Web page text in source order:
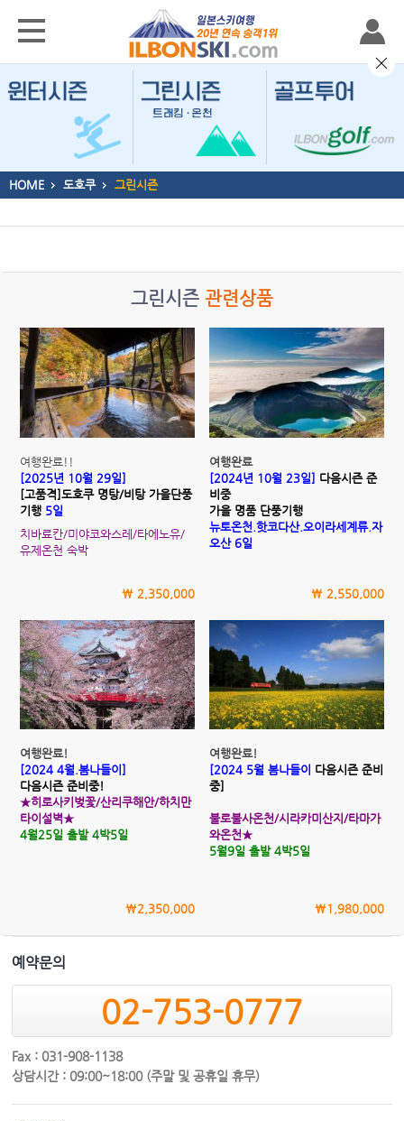
HOME 도호쿠 그린시즌
그린시즌 관련상품
여행완료!!
[2025년 10월 29일]
[고품격]도호쿠 명탕/비탕 가을단풍
기행5일
치바료칸/미야코와스레/타에노유/
유제온천 숙박
\ 2,350,000
여행완료
[2024년 10월 23일] 다음시즌 준
비중
가을 명품 단풍기행
뉴토온천.핫코다산.오이라세계류.자
오산 6일
\ 2,550,000
여행완료!
[2024 4월.봄나들이]
다음시즌 준비중!
★히로사키벚꽃/산리쿠해안/하치만
타이설벽★
4월25일 출발 4박5일
\2,350,000
여행완료!
[2024 5월 봄나들이 다음시즌 준비
중]
불로불사온천/시라카미산지/타마가
와온천★
5월9일 출발 4박5일
\1,980,000
예약문의
02-753-0777
Fax : 031-908-1138
상담시간 : 09:00~18:00 (주말 및 공휴일 휴무)